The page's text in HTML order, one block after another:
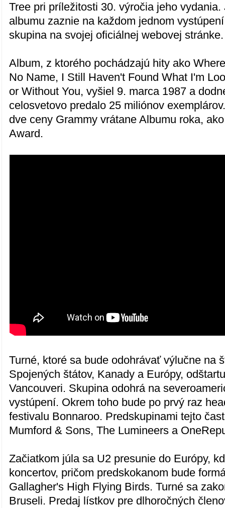
Tree pri príležitosti 30. výročia jeho
albumu zaznie na každom jednom
skupina na svojej oficiálnej webovej stránke.
Album, z ktorého pochádzajú hity ako
No Name, I Still Haven't Found What I'm
or Without You, vyšiel 9. marca 1987 a
celosvetovo predalo 25 miliónov
dve ceny Grammy vrátane Albumu roka,
Award.
Turné, ktoré sa bude odohrávať výlučne na
Spojených štátov, Kanady a Európy,
Vancouveri. Skupina odohrá na
vystúpení. Okrem toho bude po prvý raz
festivalu Bonnaroo. Predskupinami tejto
Mumford & Sons, The Lumineers a
Začiatkom júla sa U2 presunie do Európy,
koncertov, pričom predskokanom bude
Gallagher's High Flying Birds. Turné sa
Bruseli. Predaj lístkov pre dlhoročných